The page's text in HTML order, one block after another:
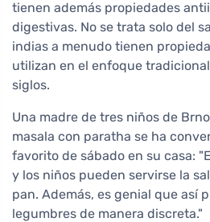
tienen además propiedades
digestivas. No se trata solo del
indias a menudo tienen
utilizan en el enfoque
siglos.
Una madre de tres niños de
masala con paratha se ha
favorito de sábado en su casa:
y los niños pueden servirse la
pan. Además, es genial que así
legumbres de manera discreta."